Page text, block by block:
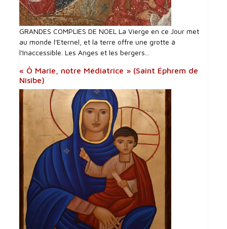
GRANDES COMPLIES DE NOEL La Vierge en ce Jour met
au monde l'Eternel, et la terre offre une grotte à
l'Inaccessible. Les Anges et les bergers...
« Ô Marie, notre Médiatrice » (Saint Éphrem de
Nisibe)